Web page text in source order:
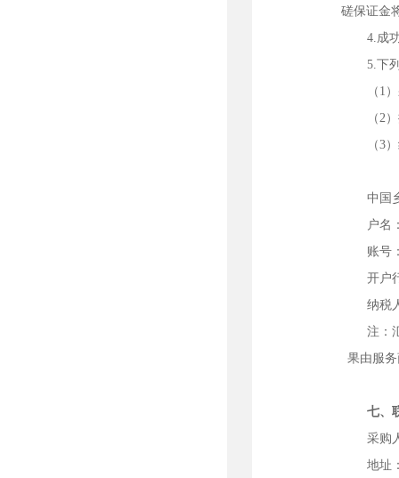
磋保证金
4.成
5.下
（ 1
（2
（3
中国
户名
账号
开户
纳税
注：
果由服
七、
采购
地址